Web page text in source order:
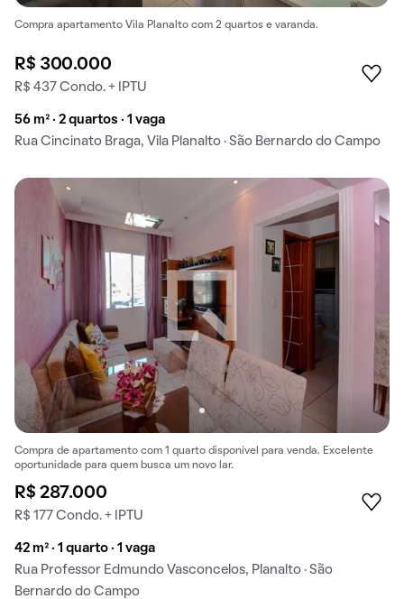
Compra apartamento Vila Planalto com 2 quartos e varanda.
R$ 300.000
R$ 437 Condo. + IPTU
56 m² · 2 quartos · 1 vaga
Rua Cincinato Braga, Vila Planalto · São Bernardo do Campo
Compra de apartamento com 1 quarto disponível para venda. Excelente
oportunidade para quem busca um novo lar.
R$ 287.000
R$ 177 Condo. + IPTU
42 m² · 1 quarto · 1 vaga
Rua Professor Edmundo Vasconcelos, Planalto · São
Bernardo do Campo